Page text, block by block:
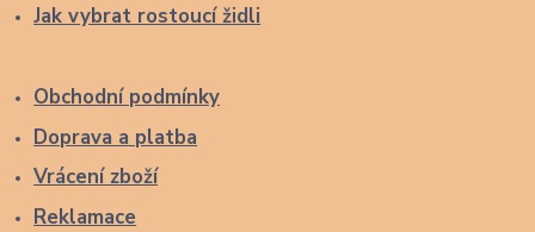
Jak vybrat rostoucí židli
Obchodní podmínky
Doprava a platba
Vrácení zboží
Reklamace